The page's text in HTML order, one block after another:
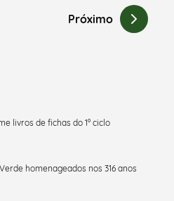
Próximo
livros de fichas do 1º ciclo
homenageados nos 316 anos